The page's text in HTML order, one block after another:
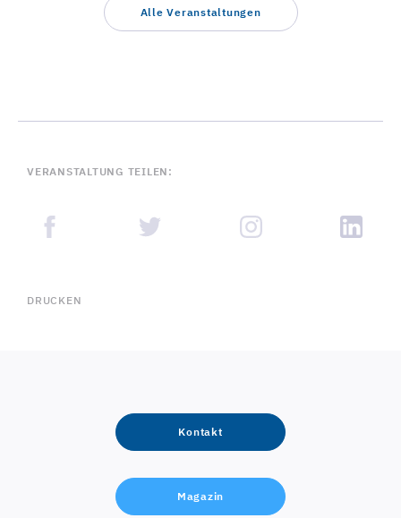
Alle Veranstaltungen
VERANSTALTUNG TEILEN:
DRUCKEN
Kontakt
Magazin